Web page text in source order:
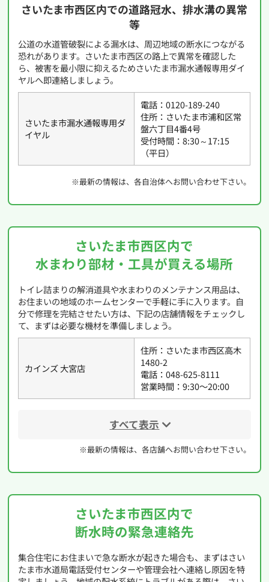
さいたま市西区内での道路冠水、排水溝の異常
等
公道の水道管破裂による漏水は、周辺地域の断水につながる
恐れがあります。さいたま市西区の路上で異常を確認した
ら、被害を最小限に抑えるためさいたま市漏水通報専用ダイ
ヤルへ即連絡しましょう。
さいたま市漏水通報専用ダ
イヤル
電話：0120-189-240
住所：さいたま市浦和区常
盤六丁目4番4号
受付時間：8:30～17:15
（平日）
※最新の情報は、各自治体へお問い合わせ下さい。
さいたま市西区内で
水まわり部材・工具が買える場所
トイレ詰まりの解消道具や水まわりのメンテナンス用品は、
お住まいの地域のホームセンターで手軽に手に入ります。自
分で修理を完結させたい方は、下記の店舗情報をチェックし
て、まずは必要な機材を準備しましょう。
カインズ 大宮店
住所：さいたま市西区高木
1480-2
電話：048-625-8111
営業時間：9:30〜20:00
すべて表示
※最新の情報は、各店舗へお問い合わせ下さい。
さいたま市西区内で
断水時の緊急連絡先
集合住宅にお住まいで急な断水が起きた場合も、まずはさい
たま市水道局電話受付センターや管理会社へ連絡し原因を特